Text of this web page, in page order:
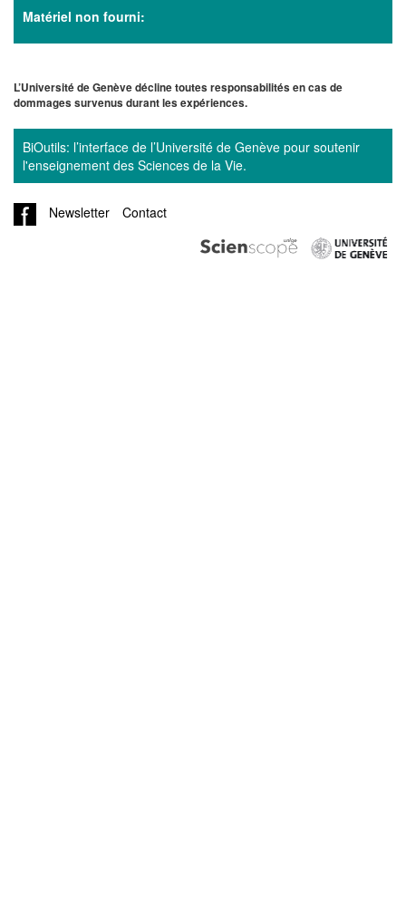
Matériel non fourni:
L’Université de Genève décline toutes responsabilités en cas de
dommages survenus durant les expériences.
BiOutils: l’interface de l’Université de Genève pour soutenir
l'enseignement des Sciences de la Vie.
Newsletter Contact